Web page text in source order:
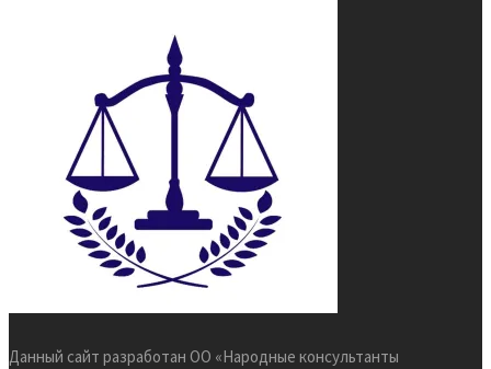
Данный сайт разработан ОО «Народные консультанты